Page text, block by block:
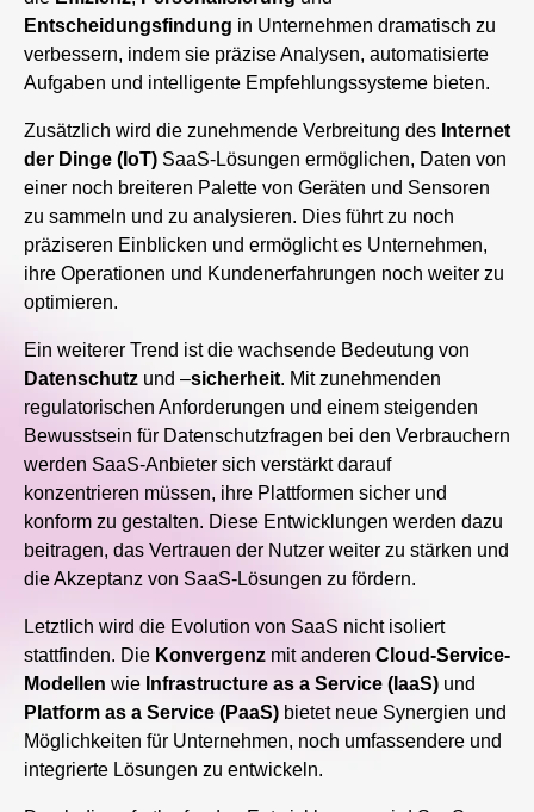
Entscheidungsfindung in Unternehmen dramatisch zu
verbessern, indem sie präzise Analysen, automatisierte
Aufgaben und intelligente Empfehlungssysteme bieten.
Zusätzlich wird die zunehmende Verbreitung des Internet
der Dinge (IoT) SaaS-Lösungen ermöglichen, Daten von
einer noch breiteren Palette von Geräten und Sensoren
zu sammeln und zu analysieren. Dies führt zu noch
präziseren Einblicken und ermöglicht es Unternehmen,
ihre Operationen und Kundenerfahrungen noch weiter zu
optimieren.
Ein weiterer Trend ist die wachsende Bedeutung von
Datenschutz und –sicherheit. Mit zunehmenden
regulatorischen Anforderungen und einem steigenden
Bewusstsein für Datenschutzfragen bei den Verbrauchern
werden SaaS-Anbieter sich verstärkt darauf
konzentrieren müssen, ihre Plattformen sicher und
konform zu gestalten. Diese Entwicklungen werden dazu
beitragen, das Vertrauen der Nutzer weiter zu stärken und
die Akzeptanz von SaaS-Lösungen zu fördern.
Letztlich wird die Evolution von SaaS nicht isoliert
stattfinden. Die Konvergenz mit anderen Cloud-Service-
Modellen wie Infrastructure as a Service (IaaS) und
Platform as a Service (PaaS) bietet neue Synergien und
Möglichkeiten für Unternehmen, noch umfassendere und
integrierte Lösungen zu entwickeln.